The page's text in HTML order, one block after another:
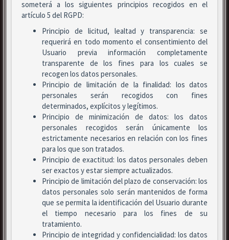
someterá a los siguientes principios recogidos en el
artículo 5 del RGPD:
Principio de licitud, lealtad y transparencia: se
requerirá en todo momento el consentimiento del
Usuario previa información completamente
transparente de los fines para los cuales se
recogen los datos personales.
Principio de limitación de la finalidad: los datos
personales serán recogidos con fines
determinados, explícitos y legítimos.
Principio de minimización de datos: los datos
personales recogidos serán únicamente los
estrictamente necesarios en relación con los fines
para los que son tratados.
Principio de exactitud: los datos personales deben
ser exactos y estar siempre actualizados.
Principio de limitación del plazo de conservación: los
datos personales solo serán mantenidos de forma
que se permita la identificación del Usuario durante
el tiempo necesario para los fines de su
tratamiento.
Principio de integridad y confidencialidad: los datos